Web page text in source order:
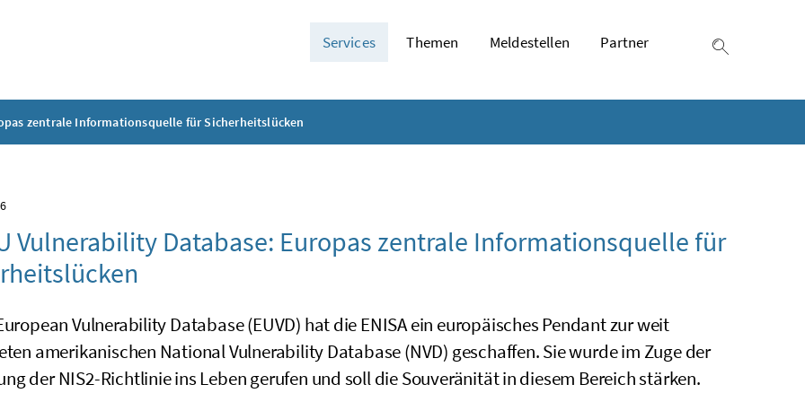
Services Themen Meldestellen Partner
zentrale Informationsquelle für Sicherheitslücken
Vulnerability Database: Europas zentrale Informationsquelle für
Vulnerability Database (EUVD) hat die ENISA ein europäisches Pendant zur weit
amerikanischen National Vulnerability Database (NVD) geschaffen. Sie wurde im Zuge der
der NIS2-Richtlinie ins Leben gerufen und soll die Souveränität in diesem Bereich stärken.